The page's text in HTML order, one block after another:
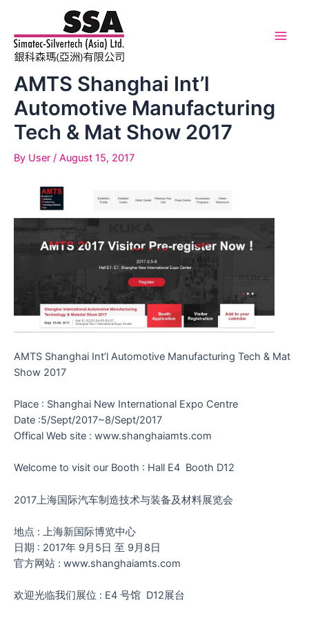
content
AMTS Shanghai Int’l
Automotive Manufacturing
Tech & Mat Show 2017
By User / August 15, 2017
AMTS Shanghai Int’l Automotive Manufacturing Tech & Mat
Show 2017
Place : Shanghai New International Expo Centre
Date :5/Sept/2017~8/Sept/2017
Offical Web site : www.shanghaiamts.com
Welcome to visit our Booth : Hall E4 Booth D12
2017上海国际汽车制造技术与装备及材料展览会
地点 : 上海新国际博览中心
日期 : 2017年 9月5日 至 9月8日
官方网站 : www.shanghaiamts.com
欢迎光临我们展位 : E4 号馆 D12展台